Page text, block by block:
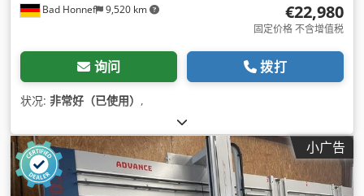
Bad Honnef 9,520 km €22,980
固定价格 不含增值税
询问 拨打
状况: 非常好（已使用） ,
小广告